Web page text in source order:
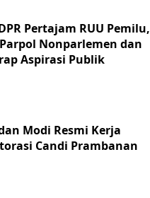
Pertajam RUU Pemilu,
Nonparlemen dan
Aspirasi Publik
Modi Resmi Kerja
Candi Prambanan